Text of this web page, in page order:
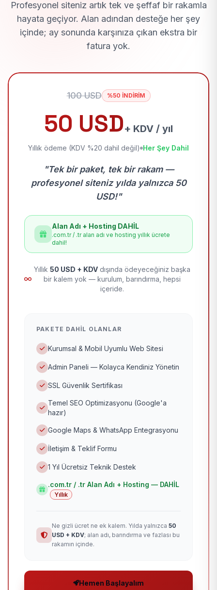
Profesyonel siteniz artık tek ve şeffaf bir rakamla
hayata geçiyor. Alan adından desteğe her şey
içinde; ay sonunda karşınıza çıkan ekstra bir
fatura yok.
100 USD %50 İNDİRİM
50 USD+ KDV / yıl
Yıllık ödeme (KDV %20 dahil değil) Her Şey Dahil
"Tek bir paket, tek bir rakam —
profesyonel siteniz yılda yalnızca 50
USD!"
Alan Adı + Hosting DAHİL
.com.tr / .tr alan adı ve hosting yıllık ücrete
dahil!
Yıllık 50 USD + KDV dışında ödeyeceğiniz başka
bir kalem yok — kurulum, barındırma, hepsi
içeride.
PAKETE DAHIL OLANLAR
Kurumsal & Mobil Uyumlu Web Sitesi
Admin Paneli — Kolayca Kendiniz Yönetin
SSL Güvenlik Sertifikası
Temel SEO Optimizasyonu (Google'a
hazır)
Google Maps & WhatsApp Entegrasyonu
İletişim & Teklif Formu
1 Yıl Ücretsiz Teknik Destek
.com.tr / .tr Alan Adı + Hosting — DAHİL
Yıllık
Ne gizli ücret ne ek kalem. Yılda yalnızca 50
USD + KDV; alan adı, barındırma ve fazlası bu
rakamın içinde.
Hemen Başlayalım